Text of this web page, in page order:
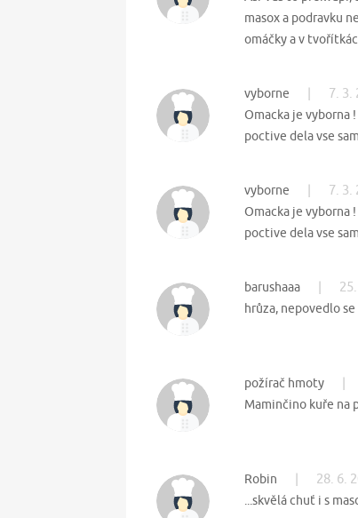
masox a podravku
omáčky a v
vyborne 7. 3.
Omacka je vyborna
poctive dela vse
vyborne 7. 3.
Omacka je vyborna
poctive dela vse
barushaaa
hrůza, nepovedlo se
požírač hmoty
Maminčino kuře na
Robin 28. 6.
...skvělá chuť i s